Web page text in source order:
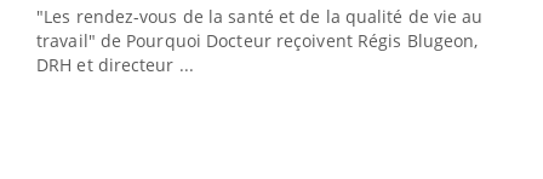
"Les rendez-vous de la santé et de la qualité de vie au
travail" de Pourquoi Docteur reçoivent Régis Blugeon,
DRH et directeur ...